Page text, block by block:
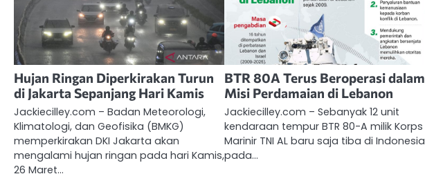
Hujan Ringan Diperkirakan Turun
di Jakarta Sepanjang Hari Kamis
Jackiecilley.com – Badan Meteorologi,
Klimatologi, dan Geofisika (BMKG)
memperkirakan DKI Jakarta akan
mengalami hujan ringan pada hari Kamis,
26 Maret…
BTR 80A Terus Beroperasi dalam
Misi Perdamaian di Lebanon
Jackiecilley.com – Sebanyak 12 unit
kendaraan tempur BTR 80-A milik Korps
Marinir TNI AL baru saja tiba di Indonesia
pada…